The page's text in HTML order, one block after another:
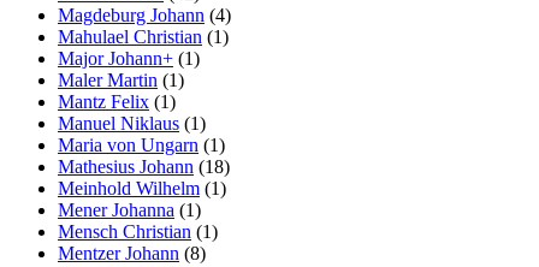
Magdeburg Johann (4)
Mahulael Christian (1)
Major Johann+ (1)
Maler Martin (1)
Mantz Felix (1)
Manuel Niklaus (1)
Maria von Ungarn (1)
Mathesius Johann (18)
Meinhold Wilhelm (1)
Mener Johanna (1)
Mensch Christian (1)
Mentzer Johann (8)